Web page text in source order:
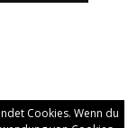
Cookies. Wenn du